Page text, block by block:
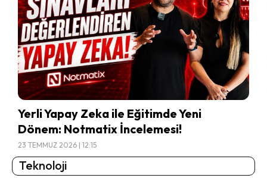
Yerli Yapay Zeka ile Eğitimde Yeni
Dönem: Notmatix İncelemesi!
23 TEMMUZ 2026 | 12:15
Teknoloji